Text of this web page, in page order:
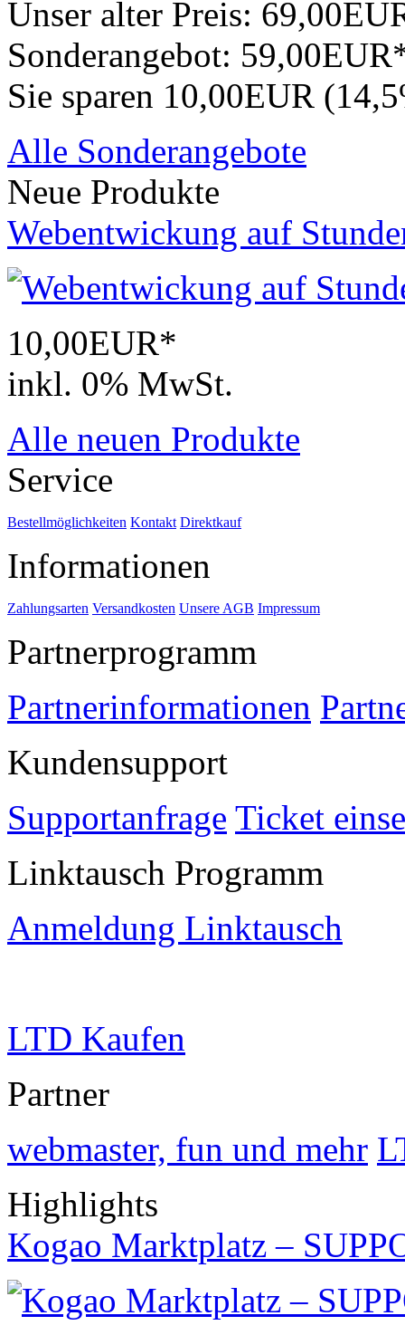
Unser alter Preis:
Sonderangebot:
Sie sparen 10,00EUR
Alle Sonderangebote
Neue Produkte
Webentwickung auf
10,00EUR*
inkl. 0% MwSt.
Alle neuen Produkte
Service
Bestellmöglichkeiten Kontakt Direktkauf
Informationen
Zahlungsarten Versandkosten Unsere AGB Impressum
Partnerprogramm
Partnerinformationen
Kundensupport
Supportanfrage Ticket
Linktausch Programm
Anmeldung Linktausch
LTD Kaufen
Partner
webmaster, fun und mehr
Highlights
Kogao Marktplatz –